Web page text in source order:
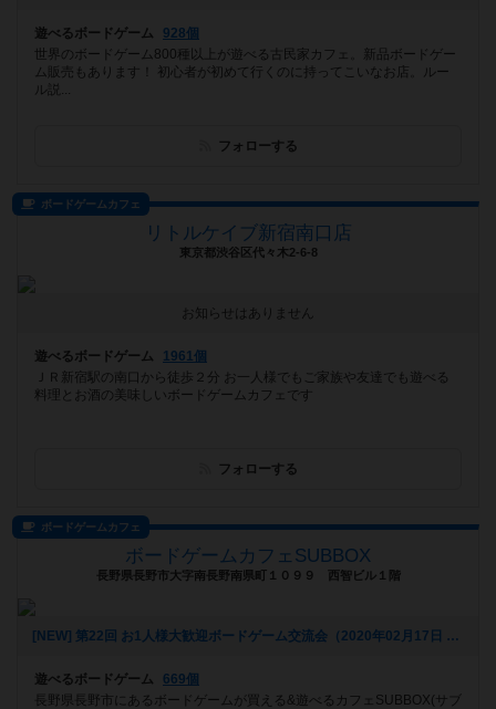
遊べるボードゲーム
928個
世界のボードゲーム800種以上が遊べる古民家カフェ。新品ボードゲー
ム販売もあります！ 初心者が初めて行くのに持ってこいなお店。ルー
ル説...
フォローする
ボードゲームカフェ
リトルケイブ新宿南口店
東京都渋谷区代々木2-6-8
お知らせはありません
遊べるボードゲーム
1961個
ＪＲ新宿駅の南口から徒歩２分 お一人様でもご家族や友達でも遊べる
料理とお酒の美味しいボードゲームカフェです
フォローする
ボードゲームカフェ
ボードゲームカフェSUBBOX
長野県長野市大字南長野南県町１０９９ 西智ビル１階
[NEW] 第22回 お1人様大歓迎ボードゲーム交流会（2020年02月17日 21時47分）
遊べるボードゲーム
669個
長野県長野市にあるボードゲームが買える&遊べるカフェSUBBOX(サブ